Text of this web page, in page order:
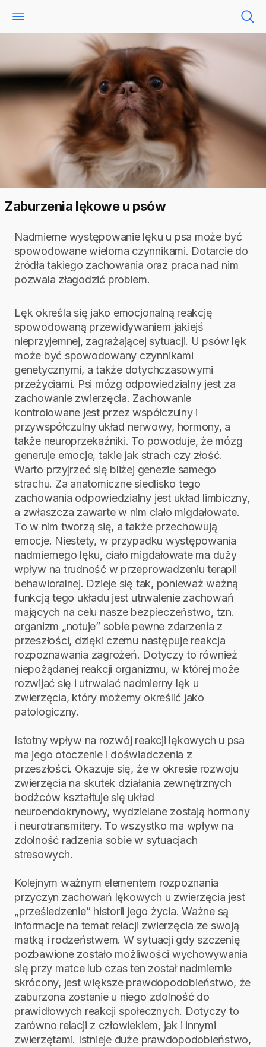
Zaburzenia lękowe u psów
Nadmierne występowanie lęku u psa może być
spowodowane wieloma czynnikami. Dotarcie do
źródła takiego zachowania oraz praca nad nim
pozwala złagodzić problem.
Lęk określa się jako emocjonalną reakcję
spowodowaną przewidywaniem jakiejś
nieprzyjemnej, zagrażającej sytuacji. U psów lęk
może być spowodowany czynnikami
genetycznymi, a także dotychczasowymi
przeżyciami. Psi mózg odpowiedzialny jest za
zachowanie zwierzęcia. Zachowanie
kontrolowane jest przez współczulny i
przywspółczulny układ nerwowy, hormony, a
także neuroprzekaźniki. To powoduje, że mózg
generuje emocje, takie jak strach czy złość.
Warto przyjrzeć się bliżej genezie samego
strachu. Za anatomiczne siedlisko tego
zachowania odpowiedzialny jest układ limbiczny,
a zwłaszcza zawarte w nim ciało migdałowate.
To w nim tworzą się, a także przechowują
emocje. Niestety, w przypadku występowania
nadmiernego lęku, ciało migdałowate ma duży
wpływ na trudność w przeprowadzeniu terapii
behawioralnej. Dzieje się tak, ponieważ ważną
funkcją tego układu jest utrwalenie zachowań
mających na celu nasze bezpieczeństwo, tzn.
organizm „notuje” sobie pewne zdarzenia z
przeszłości, dzięki czemu następuje reakcja
rozpoznawania zagrożeń. Dotyczy to również
niepożądanej reakcji organizmu, w której może
rozwijać się i utrwalać nadmierny lęk u
zwierzęcia, który możemy określić jako
patologiczny.
Istotny wpływ na rozwój reakcji lękowych u psa
ma jego otoczenie i doświadczenia z
przeszłości. Okazuje się, że w okresie rozwoju
zwierzęcia na skutek działania zewnętrznych
bodźców kształtuje się układ
neuroendokrynowy, wydzielane zostają hormony
i neurotransmitery. To wszystko ma wpływ na
zdolność radzenia sobie w sytuacjach
stresowych.
Kolejnym ważnym elementem rozpoznania
przyczyn zachowań lękowych u zwierzęcia jest
„prześledzenie” historii jego życia. Ważne są
informacje na temat relacji zwierzęcia ze swoją
matką i rodzeństwem. W sytuacji gdy szczenię
pozbawione zostało możliwości wychowywania
się przy matce lub czas ten został nadmiernie
skrócony, jest większe prawdopodobieństwo, że
zaburzona zostanie u niego zdolność do
prawidłowych reakcji społecznych. Dotyczy to
zarówno relacji z człowiekiem, jak i innymi
zwierzętami. Istnieje duże prawdopodobieństwo,